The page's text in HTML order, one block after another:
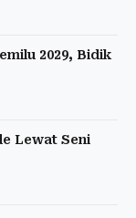
2029, Bidik
Lewat Seni